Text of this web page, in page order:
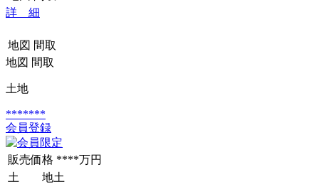
詳 細
地図 間取
地図 間取
土地
*******
会員登録
販売価格 ****万円
土 地土